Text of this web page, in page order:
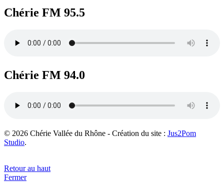
Chérie FM 95.5
Chérie FM 94.0
© 2026 Chérie Vallée du Rhône - Création du site : Jus2Pom
Studio.
Retour au haut
Fermer